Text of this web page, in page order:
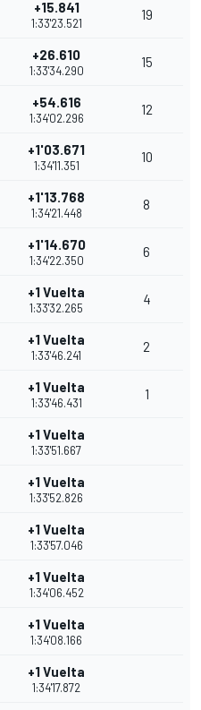
+15.841
1:33'23.521
19
+26.610
1:33'34.290
15
+54.616
1:34'02.296
12
+1'03.671
1:34'11.351
10
+1'13.768
1:34'21.448
8
+1'14.670
1:34'22.350
6
+1 Vuelta
1:33'32.265
4
+1 Vuelta
1:33'46.241
2
+1 Vuelta
1:33'46.431
1
+1 Vuelta
1:33'51.667
+1 Vuelta
1:33'52.826
+1 Vuelta
1:33'57.046
+1 Vuelta
1:34'06.452
+1 Vuelta
1:34'08.166
+1 Vuelta
1:34'17.872